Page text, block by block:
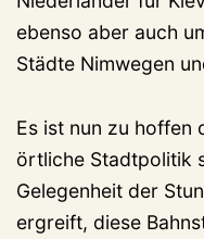
ebenso aber auch
Städte Nimwegen
Es ist nun zu hoffen
örtliche Stadtpolitik
Gelegenheit der
ergreift, diese